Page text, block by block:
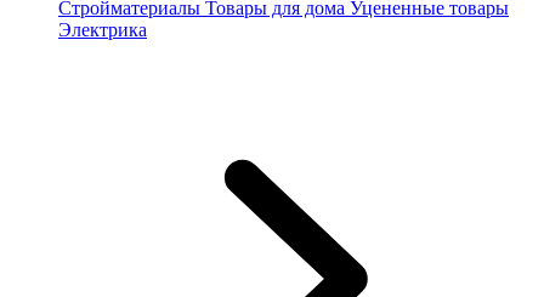
Стройматериалы Товары для дома Уцененные товары
Электрика